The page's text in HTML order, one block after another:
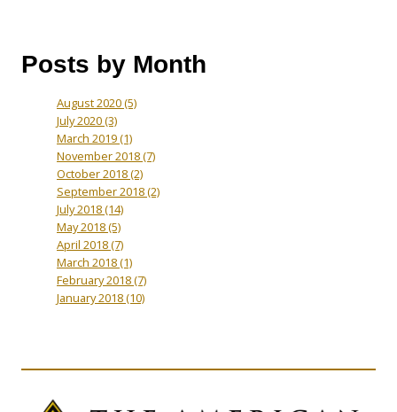
Posts by Month
August 2020(5)
July 2020(3)
March 2019(1)
November 2018(7)
October 2018(2)
September 2018(2)
July 2018(14)
May 2018(5)
April 2018(7)
March 2018(1)
February 2018(7)
January 2018(10)